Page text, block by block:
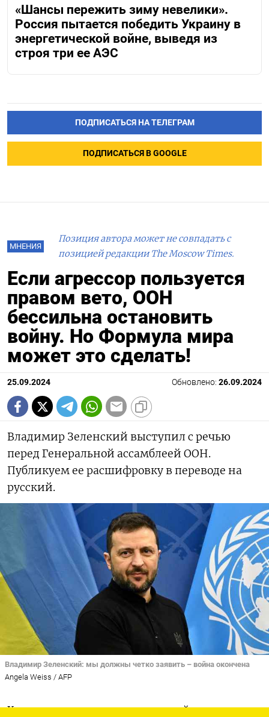
«Шансы пережить зиму невелики».
Россия пытается победить Украину в
энергетической войне, выведя из
строя три ее АЭС
ПОДПИСАТЬСЯ НА ТЕЛЕГРАМ
ПОДПИСАТЬСЯ В GOOGLE
МНЕНИЯ
Позиция автора может не совпадать с
позицией редакции The Moscow Times.
Если агрессор пользуется
правом вето, ООН
бессильна остановить
войну. Но Формула мира
может это сделать!
25.09.2024 Обновлено: 26.09.2024
Владимир Зеленский выступил с речью
перед Генеральной ассамблеей ООН.
Публикуем ее расшифровку в переводе на
русский.
Владимир Зеленский: мы должны четко заявить – война окончена
Angela Weiss / AFP
Хочу рассказать вам о дне, который уже прошел,